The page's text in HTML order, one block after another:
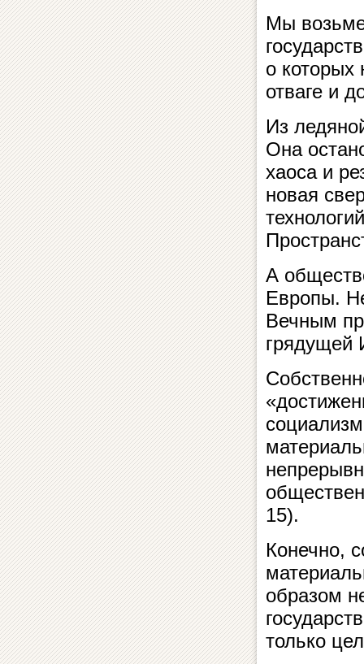
Мы
о которых
отваге и
Из
Она
хаоса и
новая
А
Европы.
Вечным
грядущей
15).
Конечно,
образом
только